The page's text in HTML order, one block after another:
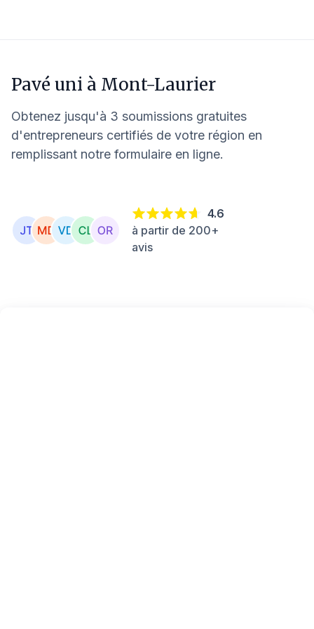
Pavé uni à Mont-Laurier
Obtenez jusqu'à 3 soumissions gratuites
d'entrepreneurs certifiés de votre région en
remplissant notre formulaire en ligne.
4.6
à partir de 200+
avis